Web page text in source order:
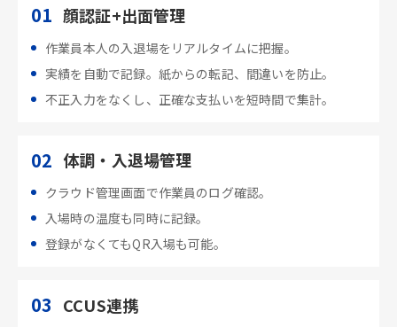
01 顔認証+出面管理
作業員本人の入退場をリアルタイムに把握。
実績を自動で記録。紙からの転記、間違いを防止。
不正入力をなくし、正確な支払いを短時間で集計。
02 体調・入退場管理
クラウド管理画面で作業員のログ確認。
入場時の温度も同時に記録。
登録がなくてもQR入場も可能。
03 CCUS連携